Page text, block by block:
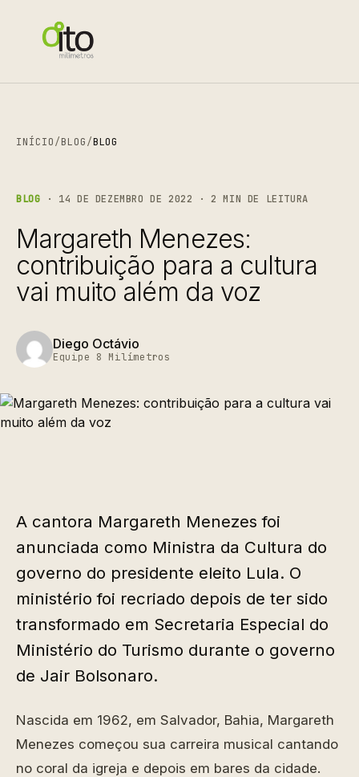
INÍCIO/BLOG/BLOG
BLOG · 14 DE DEZEMBRO DE 2022 · 2 MIN DE LEITURA
Margareth Menezes:
contribuição para a cultura
vai muito além da voz
Diego Octávio
Equipe 8 Milímetros
A cantora Margareth Menezes foi
anunciada como Ministra da Cultura do
governo do presidente eleito Lula. O
ministério foi recriado depois de ter sido
transformado em Secretaria Especial do
Ministério do Turismo durante o governo
de Jair Bolsonaro.
Nascida em 1962, em Salvador, Bahia, Margareth
Menezes começou sua carreira musical cantando
no coral da igreja e depois em bares da cidade.